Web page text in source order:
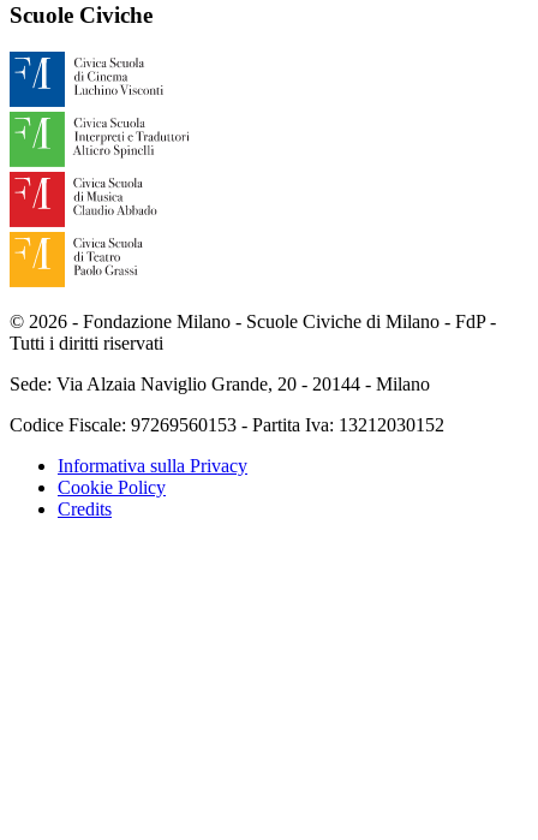
Scuole Civiche
© 2026 - Fondazione Milano - Scuole Civiche di Milano - FdP-
Tutti i diritti riservati
Sede: Via Alzaia Naviglio Grande, 20 - 20144 - Milano
Codice Fiscale: 97269560153 - Partita Iva: 13212030152
Informativa sulla Privacy
Cookie Policy
Credits